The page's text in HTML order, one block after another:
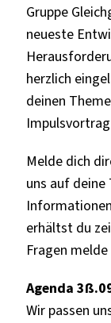
Gruppe
neueste
herzlich
deinen
Melde dich
uns auf deine
erhältst du
Fragen
Agenda
Wir passen